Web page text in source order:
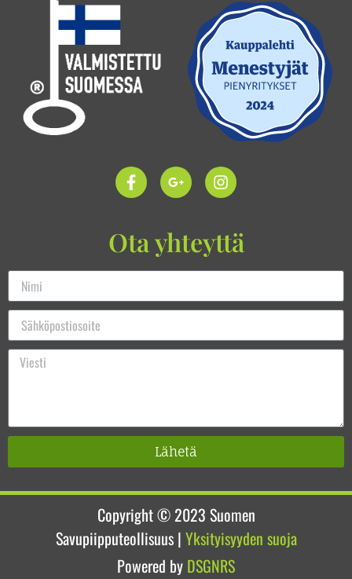
Ota yhteyttä
Lähetä
Copyright © 2023 Suomen
Savupiipputeollisuus| Yksityisyyden suoja
Powered by DSGNRS